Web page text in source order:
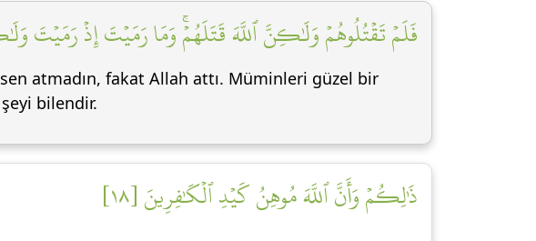
فَلَمۡ تَقۡتُلُوهُمۡ وَلَٰكِنَّ ٱللَّهَ قَتَلَهُمۡۚ وَمَا رَمَيۡتَ إِذۡ رَمَيۡتَ
atmadın, fakat Allah attı. Müminleri güzel bir
bilendir.
ذَٰلِكُمۡ وَأَنَّ ٱللَّهَ مُوهِنُ كَيۡدِ ٱلۡكَٰفِرِينَ [١٨]